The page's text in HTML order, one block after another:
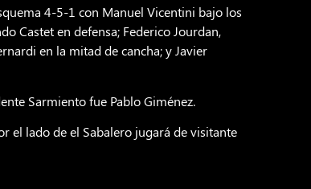
4-5-1 con Manuel Vicentini bajo los
Castet en defensa; Federico Jourdan,
en la mitad de cancha; y Javier
Sarmiento fue Pablo Giménez.
el lado de el Sabalero jugará de visitante